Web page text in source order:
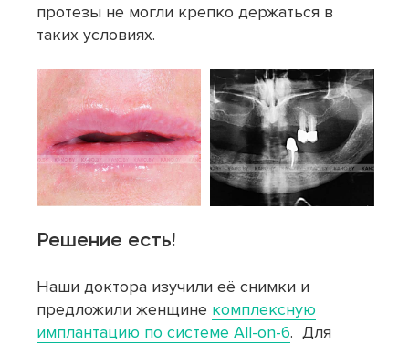
протезы не могли крепко держаться в
таких условиях.
Решение есть!
Наши доктора изучили её снимки и
предложили женщине комплексную
имплантацию по системе All-on-6. Для